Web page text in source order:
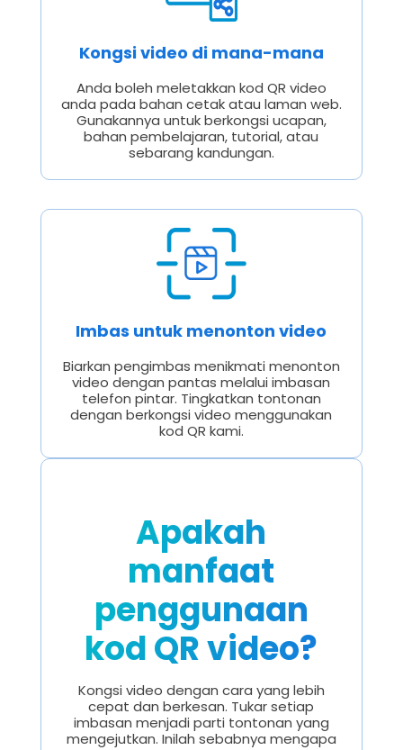
Kongsi video di mana-mana
Anda boleh meletakkan kod QR video
anda pada bahan cetak atau laman web.
Gunakannya untuk berkongsi ucapan,
bahan pembelajaran, tutorial, atau
sebarang kandungan.
Imbas untuk menonton video
Biarkan pengimbas menikmati menonton
video dengan pantas melalui imbasan
telefon pintar. Tingkatkan tontonan
dengan berkongsi video menggunakan
kod QR kami.
Apakah
manfaat
penggunaan
kod QR video?
Kongsi video dengan cara yang lebih
cepat dan berkesan. Tukar setiap
imbasan menjadi parti tontonan yang
mengejutkan. Inilah sebabnya mengapa